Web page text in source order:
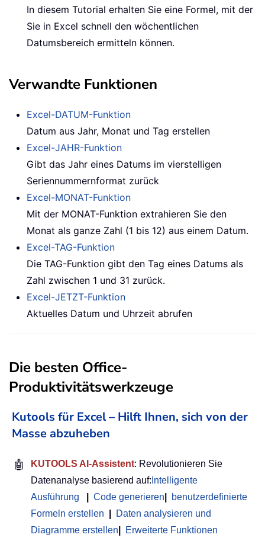
In diesem Tutorial erhalten Sie eine Formel, mit der
Sie in Excel schnell den wöchentlichen
Datumsbereich ermitteln können.
Verwandte Funktionen
Excel-DATUM-Funktion
Datum aus Jahr, Monat und Tag erstellen
Excel-JAHR-Funktion
Gibt das Jahr eines Datums im vierstelligen
Seriennummernformat zurück
Excel-MONAT-Funktion
Mit der MONAT-Funktion extrahieren Sie den
Monat als ganze Zahl (1 bis 12) aus einem Datum.
Excel-TAG-Funktion
Die TAG-Funktion gibt den Tag eines Datums als
Zahl zwischen 1 und 31 zurück.
Excel-JETZT-Funktion
Aktuelles Datum und Uhrzeit abrufen
Die besten Office-
Produktivitätswerkzeuge
Kutools für Excel – Hilft Ihnen, sich von der
Masse abzuheben
🤖 KUTOOLS AI-Assistent: Revolutionieren Sie
Datenanalyse basierend auf: Intelligente
Ausführung
Code generieren
benutzerdefinierte
Formeln erstellen
Daten analysieren und
Diagramme erstellen
Erweiterte Funktionen